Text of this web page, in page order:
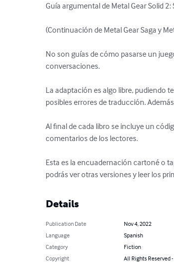
Guía argumental de Metal Gear Solid 2:
(Continuación de Metal Gear Saga y
No son guías de cómo pasarse un
conversaciones.
La adaptación es algo libre, pudiendo
posibles errores de traducción.
Al final de cada libro se incluye un
comentarios de los lectores.
Esta es la encuadernación cartoné o
podrás ver otras versiones y leer los
Details
Publication Date
Nov 4, 2022
Language
Spanish
Category
Fiction
Copyright
All Rights Reserved